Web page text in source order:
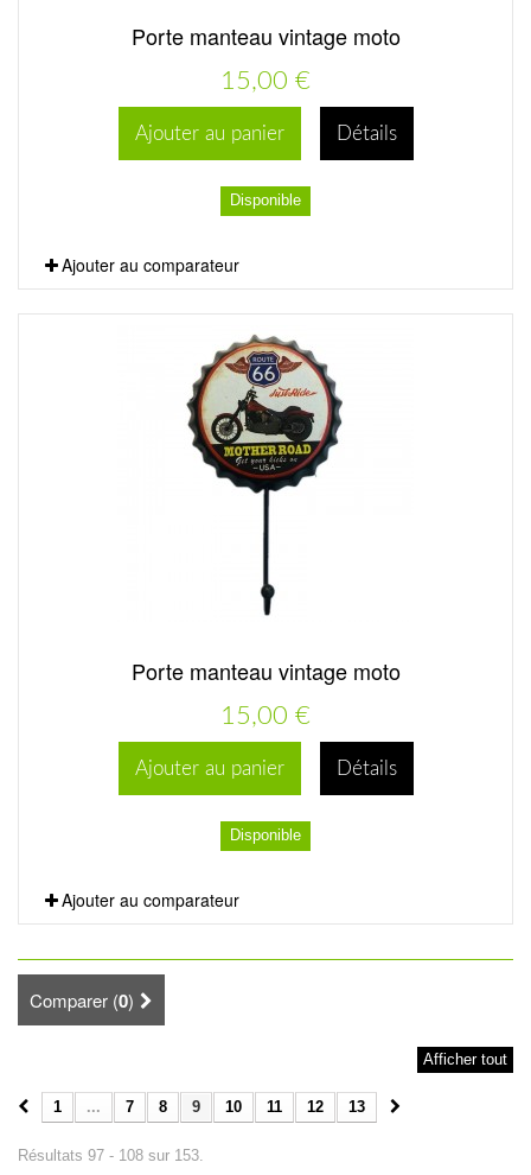
Porte manteau vintage moto
15,00 €
Ajouter au panier Détails
Disponible
Ajouter au comparateur
Porte manteau vintage moto
15,00 €
Ajouter au panier Détails
Disponible
Ajouter au comparateur
Comparer (0)
Afficher tout
1 ... 7 8 9 10 11 12 13
Résultats 97 - 108 sur 153.